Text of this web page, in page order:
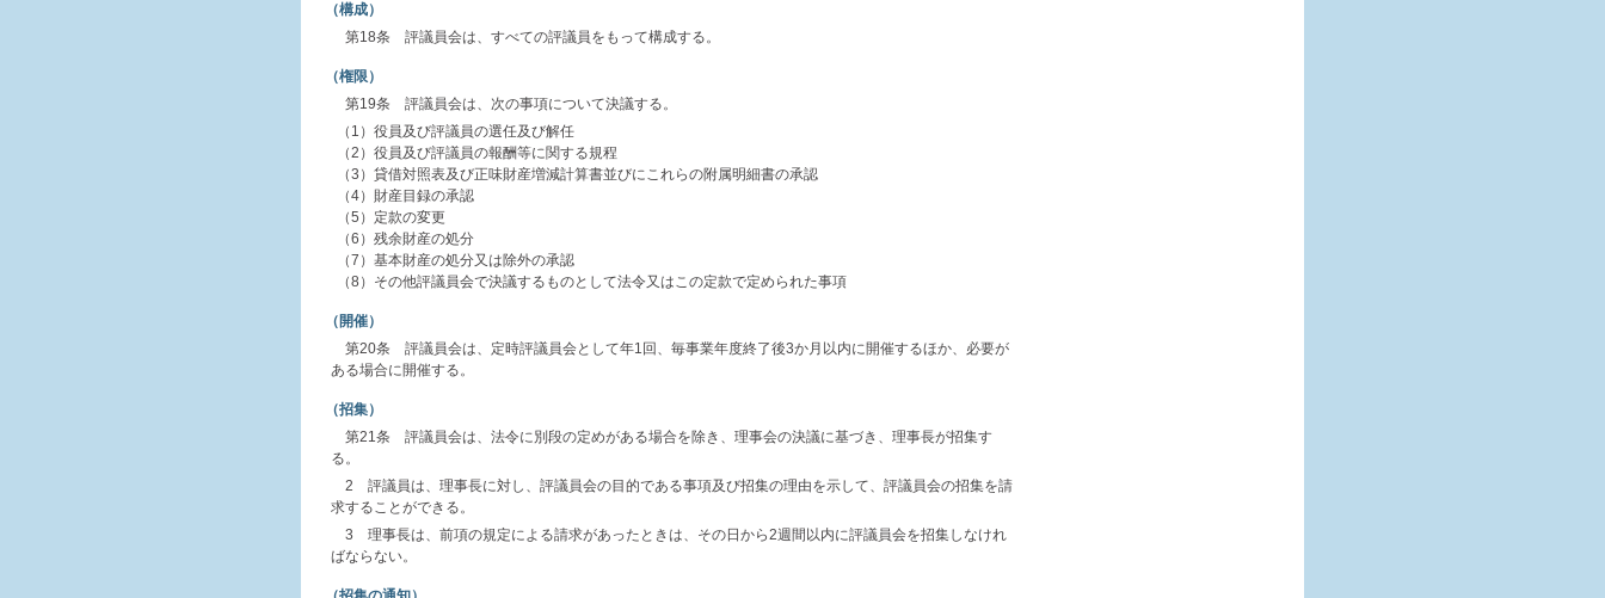
（構成）
第18条 評議員会は、すべての評議員をもって構成する。
（権限）
第19条 評議員会は、次の事項について決議する。
（1）役員及び評議員の選任及び解任
（2）役員及び評議員の報酬等に関する規程
（3）貸借対照表及び正味財産増減計算書並びにこれらの附属明細書の承認
（4）財産目録の承認
（5）定款の変更
（6）残余財産の処分
（7）基本財産の処分又は除外の承認
（8）その他評議員会で決議するものとして法令又はこの定款で定められた事項
（開催）
第20条 評議員会は、定時評議員会として年1回、毎事業年度終了後3か月以内に開催するほか、必要が
ある場合に開催する。
（招集）
第21条 評議員会は、法令に別段の定めがある場合を除き、理事会の決議に基づき、理事長が招集す
る。
2 評議員は、理事長に対し、評議員会の目的である事項及び招集の理由を示して、評議員会の招集を請
求することができる。
3 理事長は、前項の規定による請求があったときは、その日から2週間以内に評議員会を招集しなけれ
ばならない。